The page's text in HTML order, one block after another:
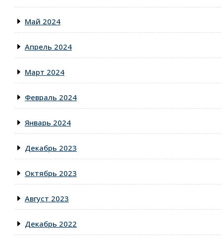
Май 2024
Апрель 2024
Март 2024
Февраль 2024
Январь 2024
Декабрь 2023
Октябрь 2023
Август 2023
Декабрь 2022